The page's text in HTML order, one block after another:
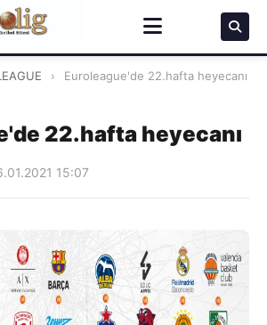
› Euroleague'de 22.hafta heyecanı
22.hafta heyecanı
15:07